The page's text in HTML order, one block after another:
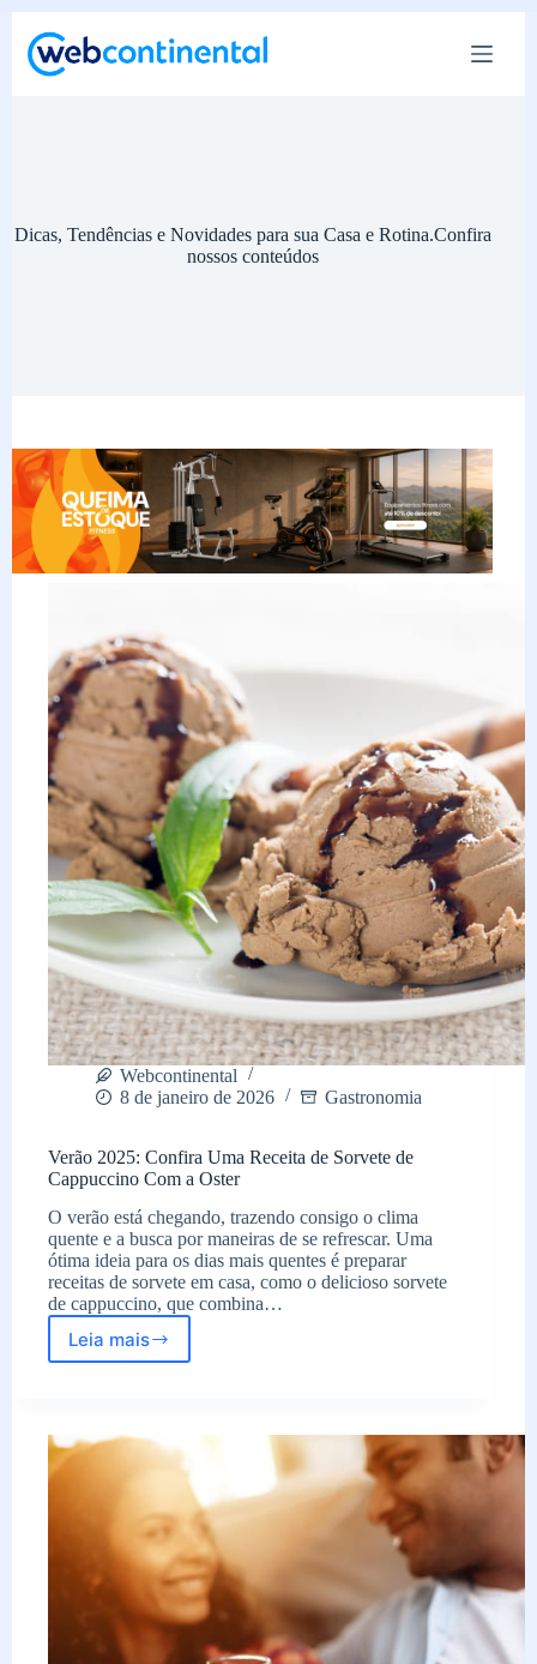
para
Dicas, Tendências e Novidades para sua Casa e Rotina.Confira
nossos conteúdos
Webcontinental
8 de janeiro de 2026
Gastronomia
Verão 2025: Confira Uma Receita de Sorvete de
Cappuccino Com a Oster
O verão está chegando, trazendo consigo o clima
quente e a busca por maneiras de se refrescar. Uma
ótima ideia para os dias mais quentes é preparar
receitas de sorvete em casa, como o delicioso sorvete
de cappuccino, que combina…
Leia mais
Verão
Receita
Cappuccino
Com
Oster